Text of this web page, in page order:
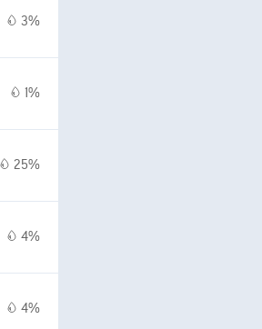
3%
1%
25%
4%
4%